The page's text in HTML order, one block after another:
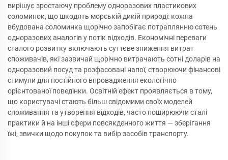
вирішує зростаючу проблему одноразових пластикових
соломинок, що шкодять морській дикій природі: кожна
вбудована соломинка щорічно запобігає потраплянню сотень
одноразових аналогів у потік відходів. Економічні переваги
сталого розвитку включають суттєве зниження витрат
споживачів, які зазвичай щорічно витрачають сотні доларів на
одноразовий посуд та розфасовані напої, створюючи фінансові
стимули для постійного впровадження екологічно
орієнтованої поведінки. Освітній ефект проявляється в тому,
що користувачі стають більш свідомими своїх моделей
споживання та утворення відходів, часто поширюючи сталі
практики й на інші сфери повсякденного життя — зберігання
їжі, звички щодо покупок та вибір засобів транспорту.